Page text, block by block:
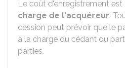
Le coût d'enregistrement est
charge de l'acquéreur.
cession peut prévoir que le
à la charge du cédant ou
parties.